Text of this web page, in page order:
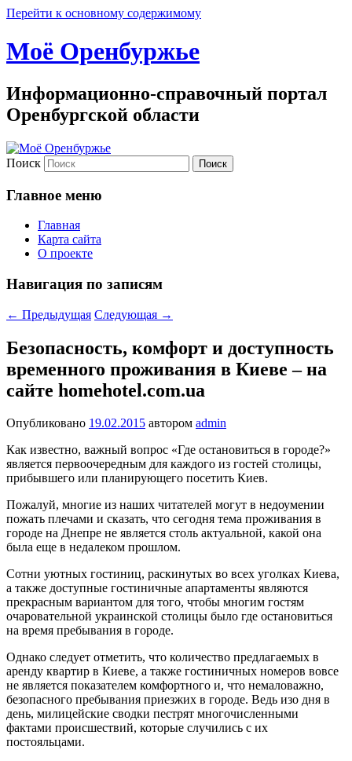
Перейти к основному содержимому
Моё Оренбуржье
Информационно-справочный портал
Оренбургской области
Поиск
Главное меню
Главная
Карта сайта
О проекте
Навигация по записям
← Предыдущая Следующая →
Безопасность, комфорт и доступность
временного проживания в Киеве – на
сайте homehotel.com.ua
Опубликовано 19.02.2015 автором admin
Как известно, важный вопрос «Где остановиться в городе?»
является первоочередным для каждого из гостей столицы,
прибывшего или планирующего посетить Киев.
Пожалуй, многие из наших читателей могут в недоумении
пожать плечами и сказать, что сегодня тема проживания в
городе на Днепре не является столь актуальной, какой она
была еще в недалеком прошлом.
Сотни уютных гостиниц, раскинутых во всех уголках Киева,
а также доступные гостиничные апартаменты являются
прекрасным вариантом для того, чтобы многим гостям
очаровательной украинской столицы было где остановиться
на время пребывания в городе.
Однако следует отметить, что количество предлагаемых в
аренду квартир в Киеве, а также гостиничных номеров вовсе
не является показателем комфортного и, что немаловажно,
безопасного пребывания приезжих в городе. Ведь изо дня в
день, милицейские сводки пестрят многочисленными
фактами происшествий, которые случились с их
постояльцами.